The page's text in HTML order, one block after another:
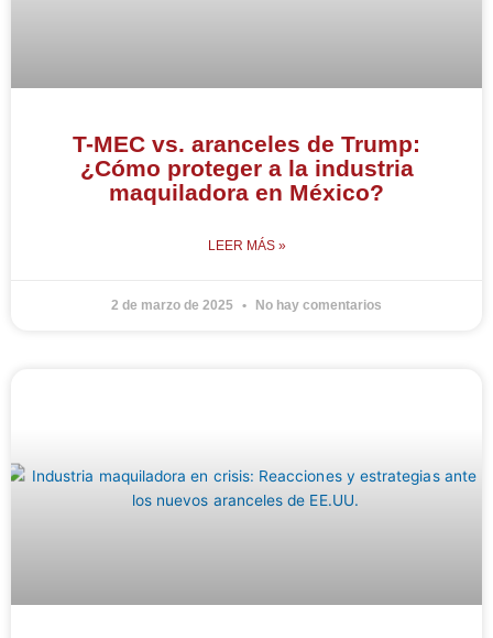
T-MEC vs. aranceles de Trump:
¿Cómo proteger a la industria
maquiladora en México?
LEER MÁS »
2 de marzo de 2025 No hay comentarios